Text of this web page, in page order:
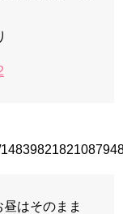
はそのまま